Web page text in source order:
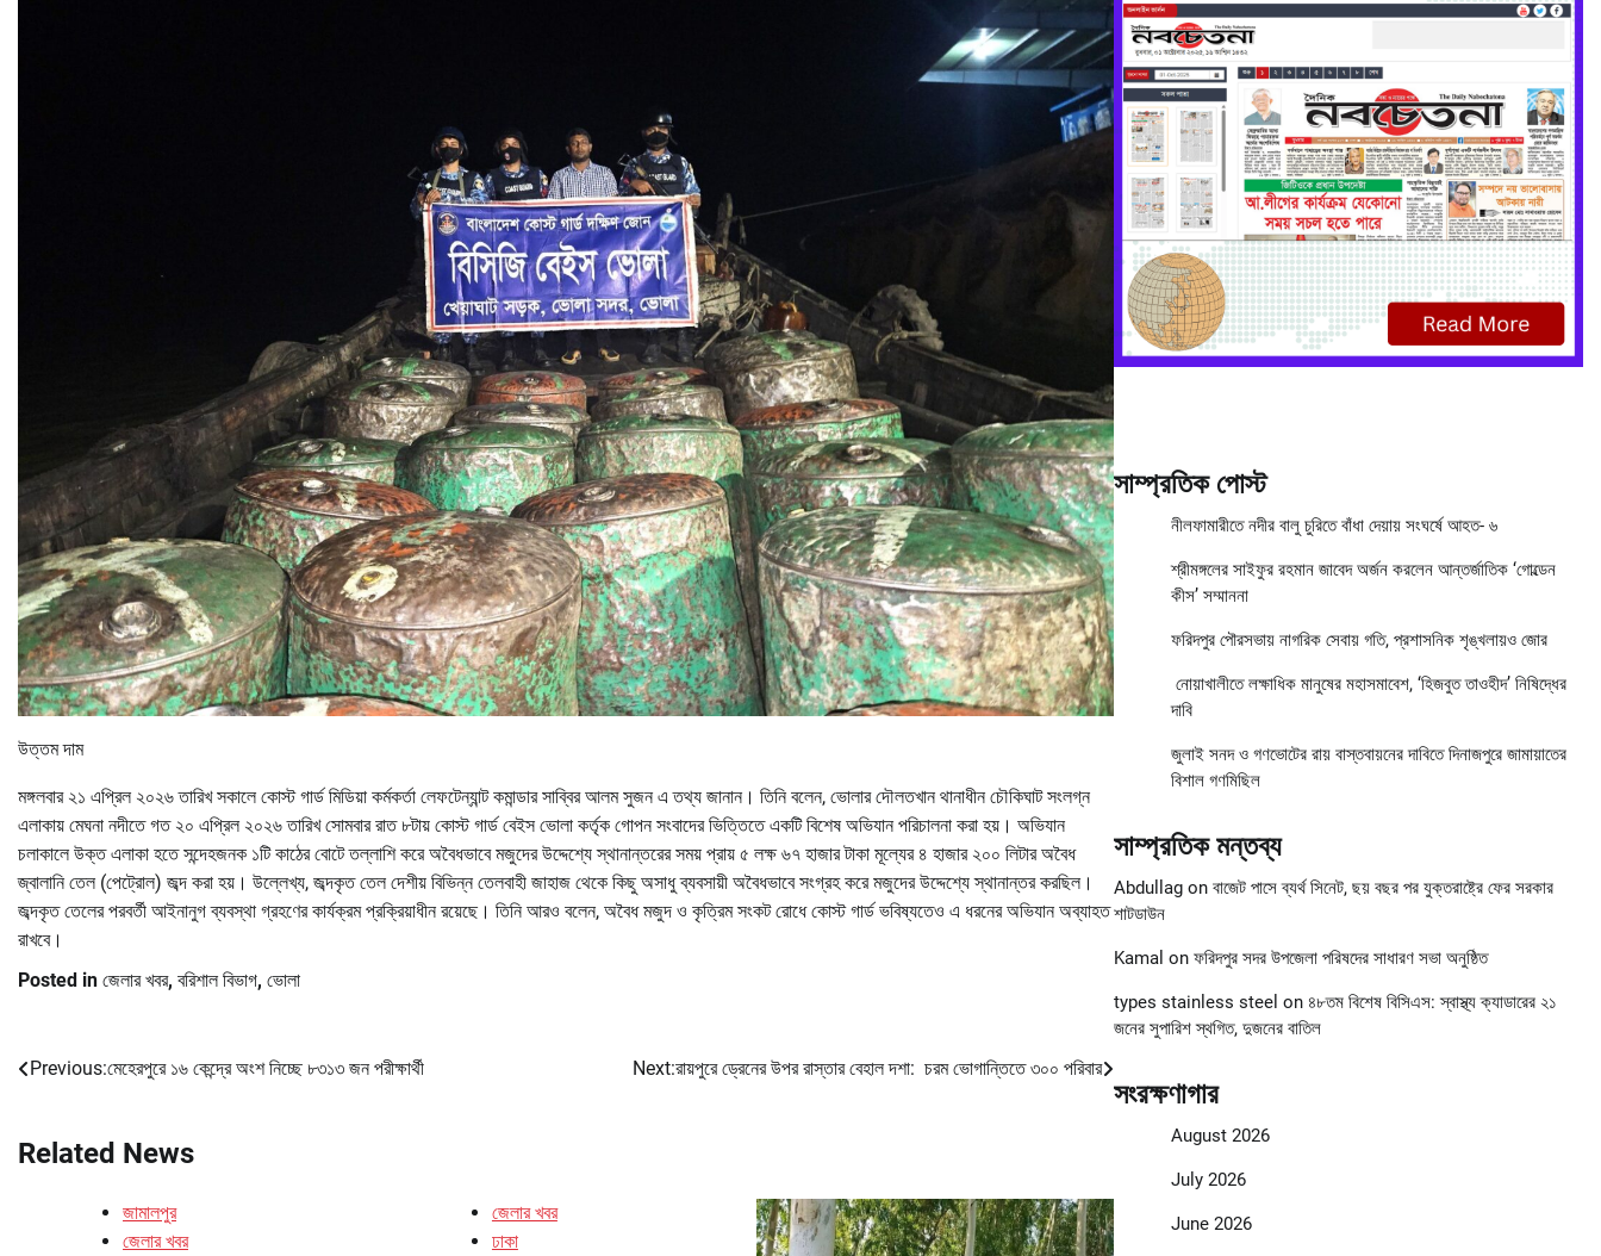
উত্তম দাম
মঙ্গলবার ২১ এপ্রিল ২০২৬ তারিখ সকালে কোস্ট গার্ড মিডিয়া কর্মকর্তা লেফটেন্যান্ট কমান্ডার সাব্বির আলম সুজন এ তথ্য জানান। তিনি বলেন, ভোলার দৌলতখান থানাধীন চৌকিঘাট সংলগ্ন
এলাকায় মেঘনা নদীতে গত ২০ এপ্রিল ২০২৬ তারিখ সোমবার রাত ৮টায় কোস্ট গার্ড বেইস ভোলা কর্তৃক গোপন সংবাদের ভিত্তিতে একটি বিশেষ অভিযান পরিচালনা করা হয়। অভিযান
চলাকালে উক্ত এলাকা হতে সন্দেহজনক ১টি কাঠের বোটে তল্লাশি করে অবৈধভাবে মজুদের উদ্দেশ্যে স্থানান্তরের সময় প্রায় ৫ লক্ষ ৬৭ হাজার টাকা মূল্যের ৪ হাজার ২০০ লিটার অবৈধ
জ্বালানি তেল (পেট্রোল) জব্দ করা হয়। উল্লেখ্য, জব্দকৃত তেল দেশীয় বিভিন্ন তেলবাহী জাহাজ থেকে কিছু অসাধু ব্যবসায়ী অবৈধভাবে সংগ্রহ করে মজুদের উদ্দেশ্যে স্থানান্তর করছিল।
জব্দকৃত তেলের পরবর্তী আইনানুগ ব্যবস্থা গ্রহণের কার্যক্রম প্রক্রিয়াধীন রয়েছে। তিনি আরও বলেন, অবৈধ মজুদ ও কৃত্রিম সংকট রোধে কোস্ট গার্ড ভবিষ্যতেও এ ধরনের অভিযান অব্যাহত
রাখবে।
Posted in জেলার খবর, বরিশাল বিভাগ, ভোলা
Post
Previous:মেহেরপুরে ১৬ কেন্দ্রে অংশ নিচ্ছে ৮৩১৩ জন পরীক্ষার্থী Next:রায়পুরে ড্রেনের উপর রাস্তার বেহাল দশা: চরম ভোগান্তিতে ৩০০ পরিবার
Related News
জামালপুর
জেলার খবর
জেলার খবর
ঢাকা
সাম্প্রতিক পোস্ট
নীলফামারীতে নদীর বালু চুরিতে বাঁধা দেয়ায় সংঘর্ষে আহত- ৬
শ্রীমঙ্গলের সাইফুর রহমান জাবেদ অর্জন করলেন আন্তর্জাতিক ‘গোল্ডেন
কীস’ সম্মাননা
ফরিদপুর পৌরসভায় নাগরিক সেবায় গতি, প্রশাসনিক শৃঙ্খলায়ও জোর
নোয়াখালীতে লক্ষাধিক মানুষের মহাসমাবেশ, ‘হিজবুত তাওহীদ’ নিষিদ্ধের
দাবি
জুলাই সনদ ও গণভোটের রায় বাস্তবায়নের দাবিতে দিনাজপুরে জামায়াতের
বিশাল গণমিছিল
সাম্প্রতিক মন্তব্য
Abdullagon বাজেট পাসে ব্যর্থ সিনেট, ছয় বছর পর যুক্তরাষ্ট্রে ফের সরকার
শাটডাউন
Kamal on ফরিদপুর সদর উপজেলা পরিষদের সাধারণ সভা অনুষ্ঠিত
types stainless steel on ৪৮তম বিশেষ বিসিএস: স্বাস্থ্য ক্যাডারের ২১
জনের সুপারিশ স্থগিত, দুজনের বাতিল
সংরক্ষণাগার
August 2026
July 2026
June 2026